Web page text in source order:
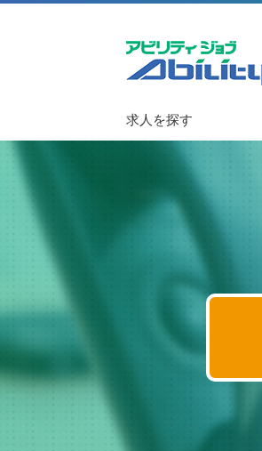
求人を探す